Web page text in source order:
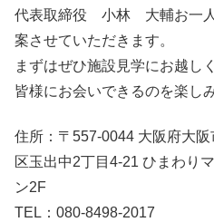
代表取締役 小林 大輔お一人
案させていただきます。
まずはぜひ施設見学にお越し
皆様にお会いできるのを楽し
住所：〒557-0044 大阪府大阪
区玉出中2丁目4-21 ひまわり
ン2F
TEL：080-8498-2017